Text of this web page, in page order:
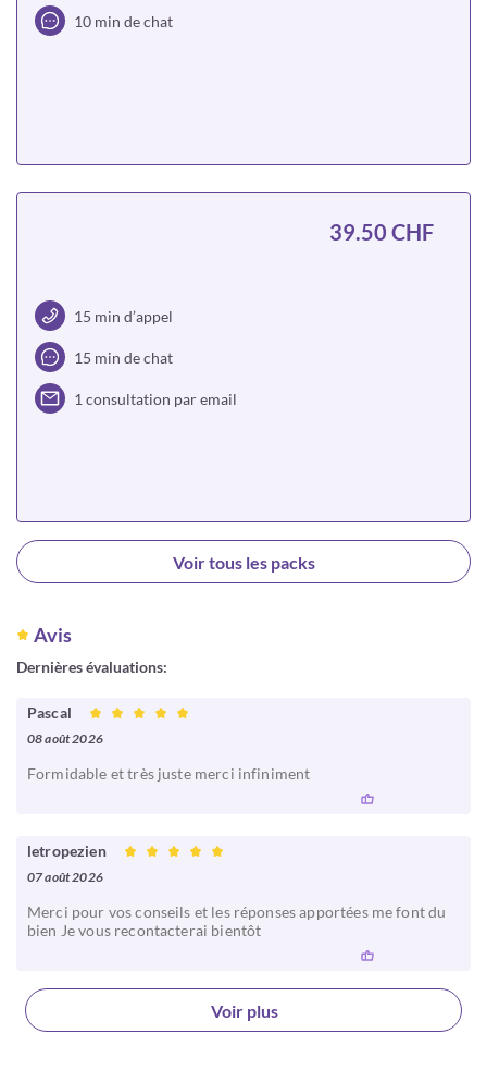
10 min de chat
15 min d’appel
15 min de chat
1 consultation par email
39.50 CHF
Choisir
Voir tous les packs
Avis
Dernières évaluations:
Pascal
08 août 2026
Formidable et très juste merci infiniment
letropezien
07 août 2026
Merci pour vos conseils et les réponses apportées me font du
bien Je vous recontacterai bientôt
Voir plus